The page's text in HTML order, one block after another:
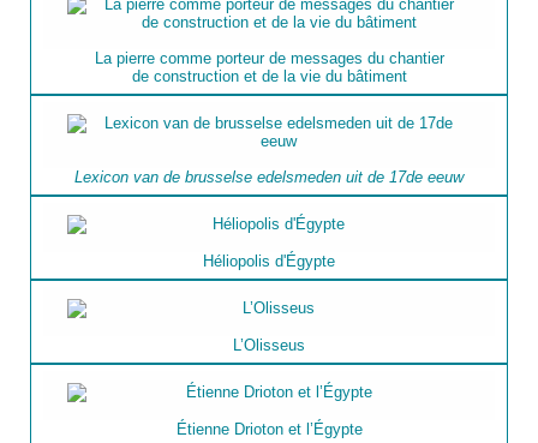
La pierre comme porteur de messages du chantier
de construction et de la vie du bâtiment
Lexicon van de brusselse edelsmeden uit de 17de eeuw
Héliopolis d'Égypte
L’Olisseus
Étienne Drioton et l’Égypte